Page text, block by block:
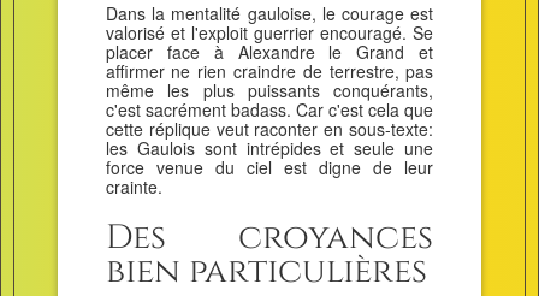
Dans la mentalité gauloise, le courage est
valorisé et l'exploit guerrier encouragé. Se
placer face à Alexandre le Grand et
affirmer ne rien craindre de terrestre, pas
même les plus puissants conquérants,
c'est sacrément badass. Car c'est cela que
cette réplique veut raconter en sous-texte:
les Gaulois sont intrépides et seule une
force venue du ciel est digne de leur
crainte.
Des croyances
bien particulières